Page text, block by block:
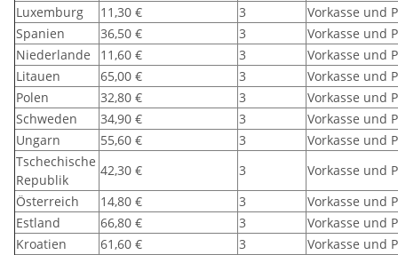
Luxemburg
11,30 € 3
Vorkasse und
Spanien
36,50 € 3
Vorkasse und
Niederlande
11,60 € 3
Vorkasse und
Litauen
65,00 € 3
Vorkasse und
Polen
32,80 € 3
Vorkasse und
Schweden
34,90 € 3
Vorkasse und
Ungarn
55,60 € 3
Vorkasse und
Tschechische
Republik
42,30 € 3
Vorkasse und
Österreich
14,80 € 3
Vorkasse und
Estland
66,80 € 3
Vorkasse und
Kroatien
61,60 € 3
Vorkasse und